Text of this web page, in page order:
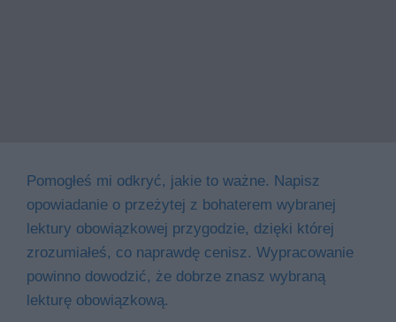
Pomogłeś mi odkryć, jakie to ważne. Napisz
opowiadanie o przeżytej z bohaterem wybranej
lektury obowiązkowej przygodzie, dzięki której
zrozumiałeś, co naprawdę cenisz. Wypracowanie
powinno dowodzić, że dobrze znasz wybraną
lekturę obowiązkową.